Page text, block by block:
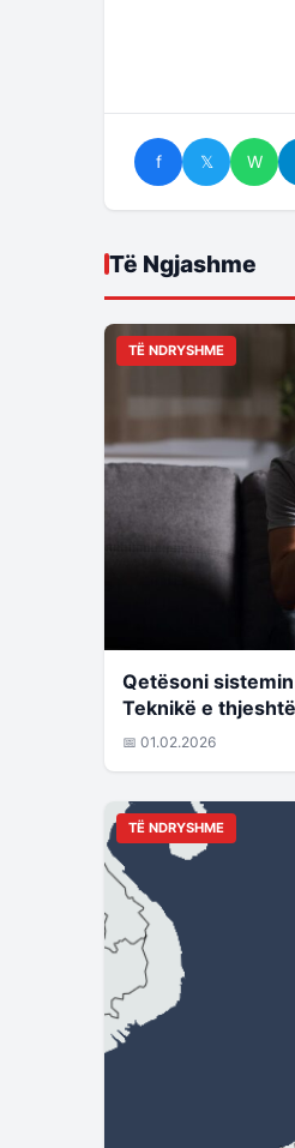
f 𝕏 W
Të Ngjashme
TË NDRYSHME
Qetësoni
Teknikë e
📅 01.02.2026
TË NDRYSHME